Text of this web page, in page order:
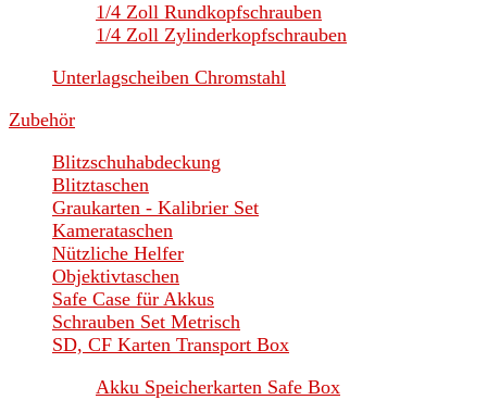
1/4 Zoll Rundkopfschrauben
1/4 Zoll Zylinderkopfschrauben
Unterlagscheiben Chromstahl
Zubehör
Blitzschuhabdeckung
Blitztaschen
Graukarten - Kalibrier Set
Kamerataschen
Nützliche Helfer
Objektivtaschen
Safe Case für Akkus
Schrauben Set Metrisch
SD, CF Karten Transport Box
Akku Speicherkarten Safe Box